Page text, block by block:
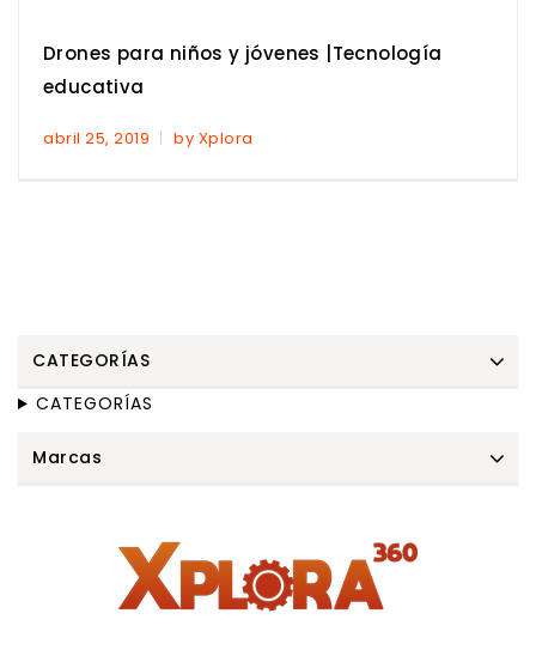
Drones para niños y jóvenes |Tecnología
educativa
abril 25, 2019 by Xplora
CATEGORÍAS
CATEGORÍAS
Marcas